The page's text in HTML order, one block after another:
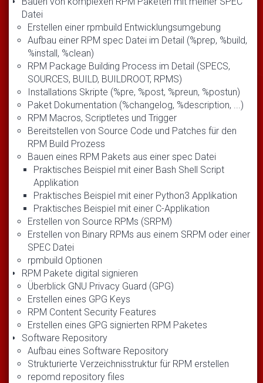
Datei
Erstellen einer rpmbuild Entwicklungsumgebung
Aufbau einer RPM spec Datei im Detail (%prep, %build,
%install, %clean)
RPM Package Building Process im Detail (SPECS,
SOURCES, BUILD, BUILDROOT, RPMS)
Installations Skripte (%pre, %post, %preun, %postun)
Paket Dokumentation (%changelog, %description, ...)
RPM Macros, Scriptletes und Trigger
Bereitstellen von Source Code und Patches für den
RPM Build Prozess
Bauen eines RPM Pakets aus einer spec Datei
Praktisches Beispiel mit einer Bash Shell Script
Applikation
Praktisches Beispiel mit einer Python3 Applikation
Praktisches Beispiel mit einer C-Applikation
Erstellen von Source RPMs (SRPM)
Erstellen von Binary RPMs aus einem SRPM oder einer
SPEC Datei
rpmbuild Optionen
RPM Pakete digital signieren
Überblick GNU Privacy Guard (GPG)
Erstellen eines GPG Keys
RPM Content Security Features
Erstellen eines GPG signierten RPM Paketes
Software Repository
Aufbau eines Software Repository
Strukturierte Verzeichnisstruktur für RPM erstellen
repomd repository files